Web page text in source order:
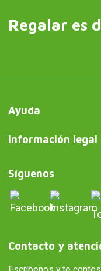
Regalar es
Ayuda
Información legal
Síguenos
Contacto y